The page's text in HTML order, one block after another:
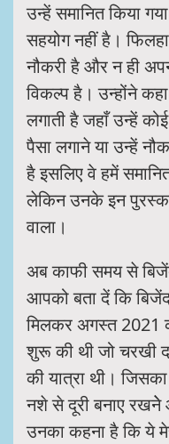
उन्हें समानित किया
सहयोग नहीं है।
नौकरी है और न ही
विकल्प है। उन्होंने
लगाती है जहाँ उन्हें
पैसा लगाने या उन्हें
है इसलिए वे हमें
लेकिन उनके इन
वाला।
अब काफी समय से
आपको बता दें कि
मिलकर अगस्त 2021
शुरू की थी जो चरखी
की यात्रा थी।
नशे से दूरी बनाए रखनेे
उनका कहना है कि ये